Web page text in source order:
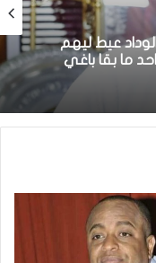
الرياضي بعد